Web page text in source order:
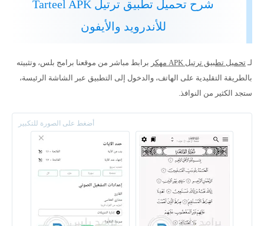
شرح تحميل تطبيق ترتيل Tarteel APK
للأندرويد والأيفون
لـ تحميل تطبيق ترتيل APK مهكر
برابط مباشر من موقعنا برامج بلس، وتثبيته
بالطريقة التقليدية على الهاتف، والدخول إلى التطبيق عبر الشاشة الرئيسة،
ستجد الكثير من النوافذ.